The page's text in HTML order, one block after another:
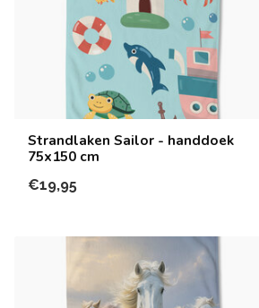
Strandlaken Sailor - handdoek
75x150 cm
€19,95